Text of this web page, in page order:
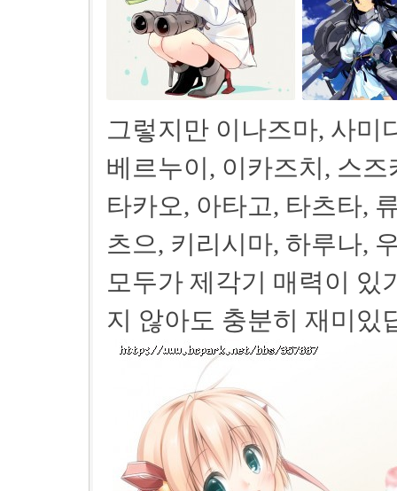
그렇지만 이나즈마, 사미
베르누이, 이카즈치, 스
타카오, 아타고, 타츠타,
츠으, 키리시마, 하루나,
모두가 제각기 매력이 있
지 않아도 충분히 재미있